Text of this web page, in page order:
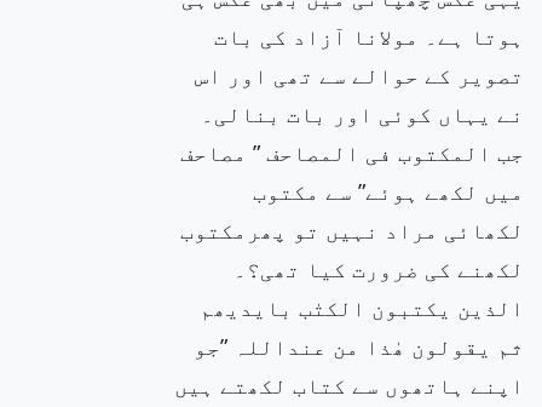
ہوتا ہے۔ مولانا آزاد کی بات
تصویر کے حوالے سے تھی اور اس
نے یہاں کوئی اور بات بنالی۔
جب المکتوب فی المصاحف ” مصاحف
میں لکھے ہوئے” سے مکتوب
لکھائی مراد نہیں تو پھرمکتوب
لکھنے کی ضرورت کیا تھی؟۔
الذین یکتبون الکتٰب بایدیھم
ثم یقولون ھٰذا من عنداللہ ”جو
اپنے ہاتھوں سے کتاب لکھتے ہیں